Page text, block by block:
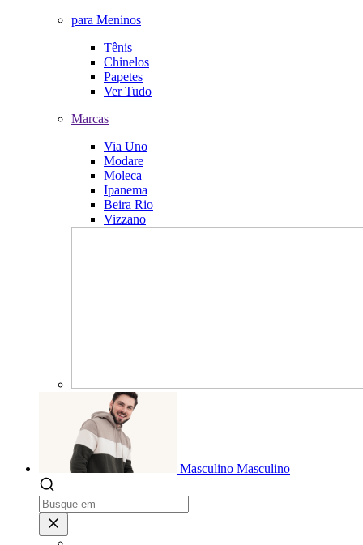
para Meninos
Tênis
Chinelos
Papetes
Ver Tudo
Marcas
Via Uno
Modare
Moleca
Ipanema
Beira Rio
Vizzano
Masculino Masculino